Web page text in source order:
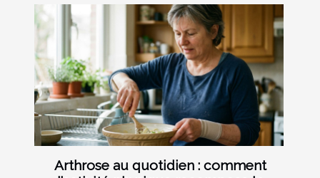
Arthrose au quotidien : comment